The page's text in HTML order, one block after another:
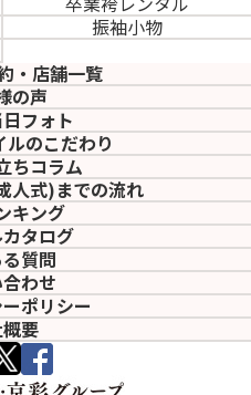
振袖小物
・店舗一覧
の声
フォト
のこだわり
ちコラム
人式)までの流れ
キング
タログ
質問
わせ
ポリシー
要